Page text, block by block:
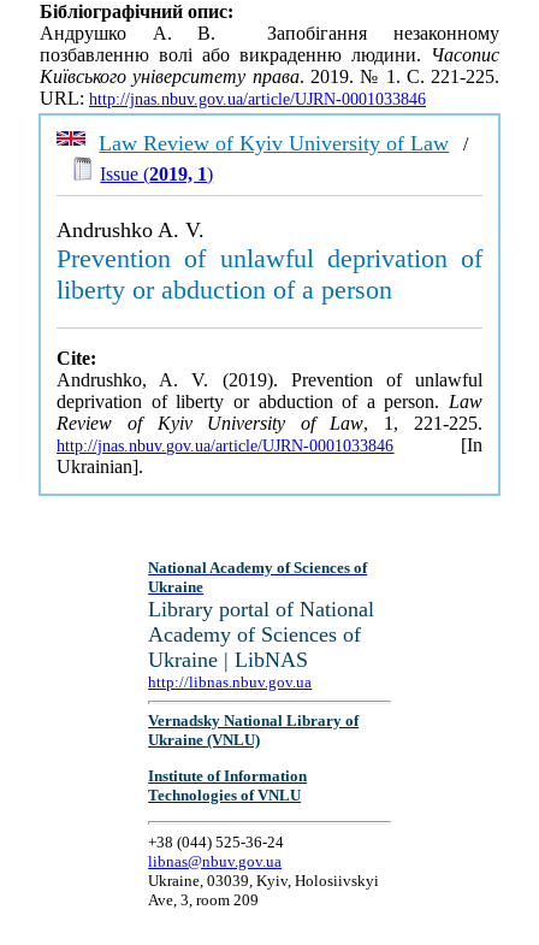
Бібліографічний опис:
Андрушко А. В. Запобігання незаконному
позбавленню волі або викраденню людини. Часопис
Київського університету права. 2019. № 1. С. 221-225.
URL: http://jnas.nbuv.gov.ua/article/UJRN-0001033846
Law Review of Kyiv University of Law /
Issue (2019, 1)
Andrushko A. V.
Prevention of unlawful deprivation of
liberty or abduction of a person
Cite:
Andrushko, A. V. (2019). Prevention of unlawful
deprivation of liberty or abduction of a person. Law
Review of Kyiv University of Law, 1, 221-225.
http://jnas.nbuv.gov.ua/article/UJRN-0001033846 [In
Ukrainian].
National Academy of Sciences of
Ukraine
Library portal of National
Academy of Sciences of
Ukraine | LibNAS
http://libnas.nbuv.gov.ua
Vernadsky National Library of
Ukraine (VNLU)
Institute of Information
Technologies of VNLU
+38 (044) 525-36-24
libnas@nbuv.gov.ua
Ukraine, 03039, Kyiv, Holosiivskyi
Ave, 3, room 209